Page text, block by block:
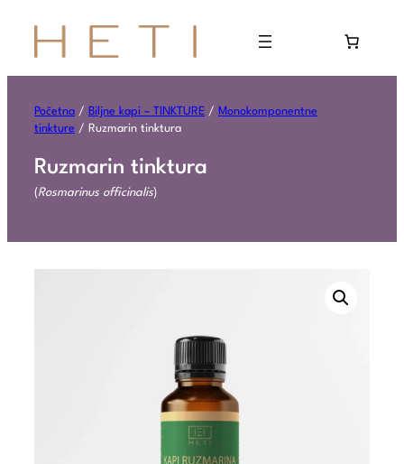
Početna / Biljne kapi – TINKTURE /
Monokomponentne
tinkture / Ruzmarin tinktura
Ruzmarin tinktura
(Rosmarinus officinalis)